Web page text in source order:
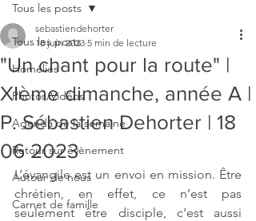
Tous les posts
Homélies
Photos/Vidéos
Agenda de la semaine
Retour sur évènement
Autour de nous
Carnet de famille
Tous les posts
"Un chant pour la route" |
XIème dimanche, année A |
P. Sébastien Dehorter | 18
06 2023
sebastiendehorter
18 juin 2023 5 min de lecture
L’évangile est un envoi en mission. Être
chrétien, en effet, ce n’est pas
seulement être disciple, c’est aussi